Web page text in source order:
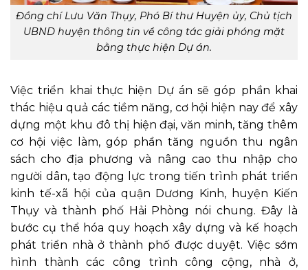
Đồng chí Lưu Văn Thụy, Phó Bí thư Huyện ủy, Chủ tịch
UBND huyện thông tin về công tác giải phóng mặt
bằng thực hiện Dự án.
Việc triển khai thực hiện Dự án sẽ góp phần khai
thác hiệu quả các tiềm năng, cơ hội hiện nay để xây
dựng một khu đô thị hiện đại, văn minh, tăng thêm
cơ hội việc làm, góp phần tăng nguồn thu ngân
sách cho địa phương và nâng cao thu nhập cho
người dân, tạo động lực trong tiến trình phát triển
kinh tế-xã hội của quận Dương Kinh, huyện Kiến
Thụy và thành phố Hải Phòng nói chung. Đây là
bước cụ thể hóa quy hoạch xây dựng và kế hoạch
phát triển nhà ở thành phố được duyệt. Việc sớm
hình thành các công trình công cộng, nhà ở,